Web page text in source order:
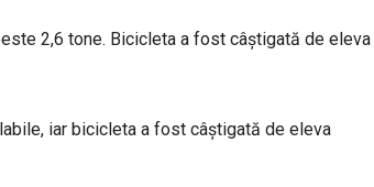
2,6 tone. Bicicleta a fost câștigată de eleva
iar bicicleta a fost câștigată de eleva